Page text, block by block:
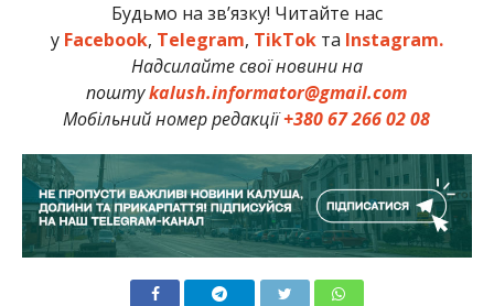
Будьмо на зв’язку! Читайте нас
у Facebook, Telegram, TikTokта Instagram.
Надсилайте свої новини на
поштуkalush.informator@gmail.com
Мобільний номер редакції+380 67 266 02 08